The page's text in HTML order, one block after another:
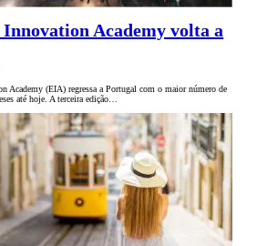
Academy volta a
Academy (EIA) regressa a Portugal com o maior número de
até hoje. A terceira edição…